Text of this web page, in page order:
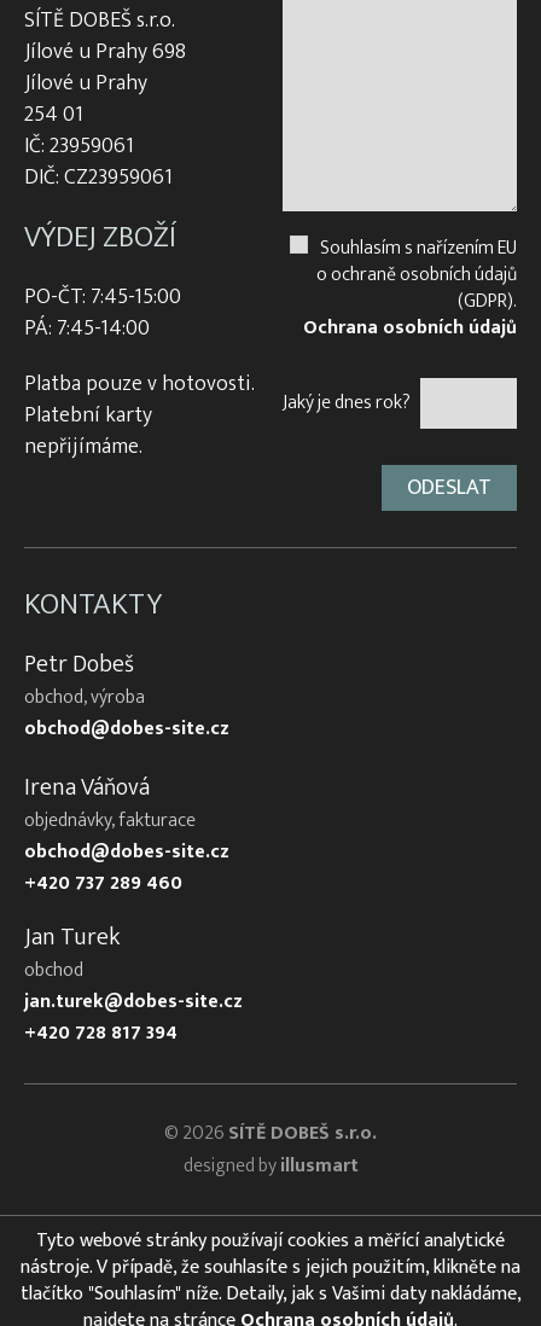
SÍTĚ DOBEŠ s.r.o.
Jílové u Prahy 698
Jílové u Prahy
254 01
IČ: 23959061
DIČ: CZ23959061
VÝDEJ ZBOŽÍ
PO-ČT: 7:45-15:00
PÁ: 7:45-14:00
Platba pouze v hotovosti.
Platební karty
nepřijímáme.
Souhlasím s nařízením EU
o ochraně osobních údajů
(GDPR).
Ochrana osobních údajů
Jaký je dnes rok?
KONTAKTY
Petr Dobeš
obchod, výroba
obchod@dobes-site.cz
Irena Váňová
objednávky, fakturace
obchod@dobes-site.cz
+420 737 289 460
Jan Turek
obchod
jan.turek@dobes-site.cz
+420 728 817 394
© 2026SÍTĚ DOBEŠ s.r.o.
designed byillusmart
Tyto webové stránky používají cookies a měřící analytické
nástroje. V případě, že souhlasíte s jejich použitím, klikněte na
tlačítko "Souhlasím" níže. Detaily, jak s Vašimi daty nakládáme,